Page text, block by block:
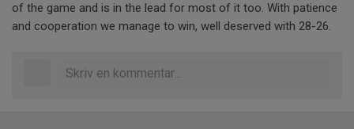
of the game and is in the lead for most of it too. With patience
and cooperation we manage to win, well deserved with 28-26.